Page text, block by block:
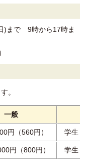
)まで 9時から17時ま
。
一般
円（560円） 学生
円（800円） 学生